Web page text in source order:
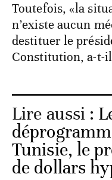
Toutefois, «la
n’existe aucun
destituer le
Constitution, a-t-il
Lire aussi :
Tunisie, le
de dollars